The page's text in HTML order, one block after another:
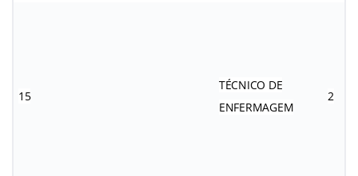
15
TÉCNICO DE
ENFERMAGEM
2